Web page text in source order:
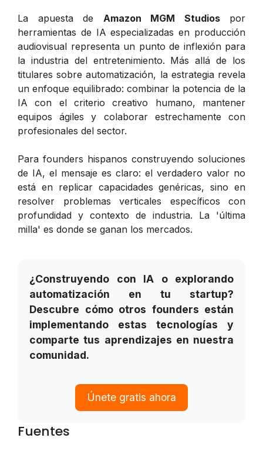
La apuesta de Amazon MGM Studiospor
herramientas de IA especializadas en producción
audiovisual representa un punto de inflexión para
la industria del entretenimiento. Más allá de los
titulares sobre automatización, la estrategia revela
un enfoque equilibrado: combinar la potencia de la
IA con el criterio creativo humano, mantener
equipos ágiles y colaborar estrechamente con
profesionales del sector.
Para founders hispanos construyendo soluciones
de IA, el mensaje es claro: el verdadero valor no
está en replicar capacidades genéricas, sino en
resolver problemas verticales específicos con
profundidad y contexto de industria. La 'última
milla' es donde se ganan los mercados.
¿Construyendo con IA o explorando
automatización en tu startup?
Descubre cómo otros founders están
implementando estas tecnologías y
comparte tus aprendizajes en nuestra
comunidad.
Únete gratis ahora
Fuentes